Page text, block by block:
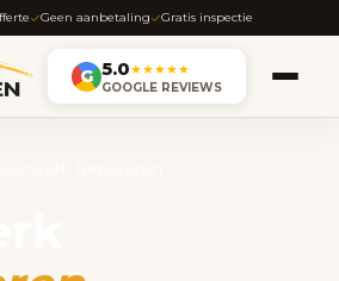
Geen aanbetaling Gratis inspectie
G 5.0★★★★★
GOOGLE REVIEWS